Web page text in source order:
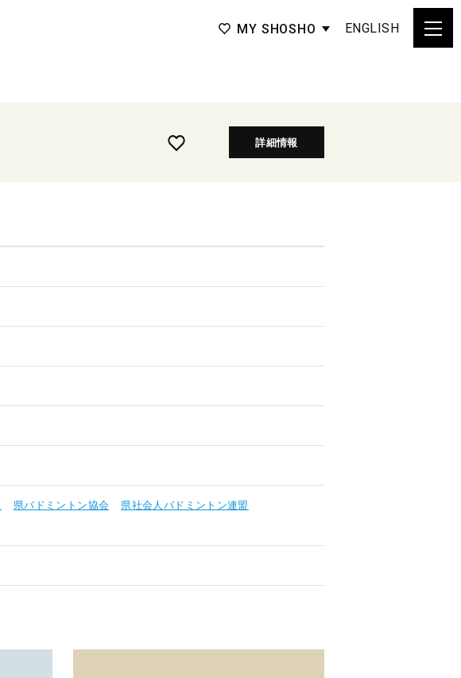
MY SHOSHO ENGLISH
詳細情報
県バドミントン協会
県社会人バドミントン連盟